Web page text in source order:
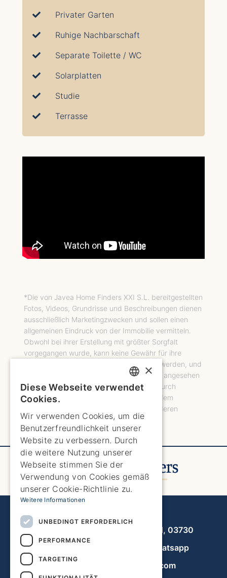
Privater Garten
Ruhige Nachbarschaft
Separate Toilette / WC
Solarplatten
Studie
Terrasse
*Die von Javea Home Finders XXI S.L. bereitgestellten
Fotos, Videos, Grundrisse und Beschreibungen dienen
ausschließlich Marketingzwecken und sollen einen
allgemeinen Eindruck von der Immobilie vermitteln.
Obwohl bei ihrer Erstellung mit größter Sorgfalt
vorgegangen wurde, kann keine Gewähr für ihre
Richtigkeit in jeder Hinsicht übernommen werden, und
sie sollten nicht als Tatsachenbehauptung angesehen
werden. Potenzielle Käufer müssen sich durch
Besichtigung oder auf andere Weise von dem
Zustand, den Abmessungen und allen anderen
wichtigen Aspekten überzeugen.
Avenida de la Libertad 19, local 11, 03730
Whatsapp
info@javeahomefinders.com
ENGLISH
ENGLISH
SPANISH
GERMAN
FRENCH
DUTCH
×
Diese Webseite verwendet
Cookies.
Wir verwenden Cookies, um die
Benutzerfreundlichkeit unserer
Website zu verbessern. Durch
die weitere Nutzung unserer
Webseite stimmen Sie der
Verwendung von Cookies gemäß
unserer Cookie-Richtlinie zu.
Weitere Informationen
UNBEDINGT ERFORDERLICH
PERFORMANCE
TARGETING